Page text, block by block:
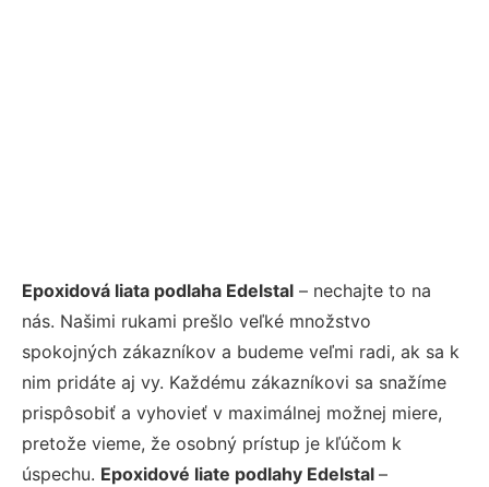
Epoxidová liata podlaha Edelstal – nechajte to na
nás. Našimi rukami prešlo veľké množstvo
spokojných zákazníkov a budeme veľmi radi, ak sa k
nim pridáte aj vy. Každému zákazníkovi sa snažíme
prispôsobiť a vyhovieť v maximálnej možnej miere,
pretože vieme, že osobný prístup je kľúčom k
úspechu. Epoxidové liate podlahy Edelstal –